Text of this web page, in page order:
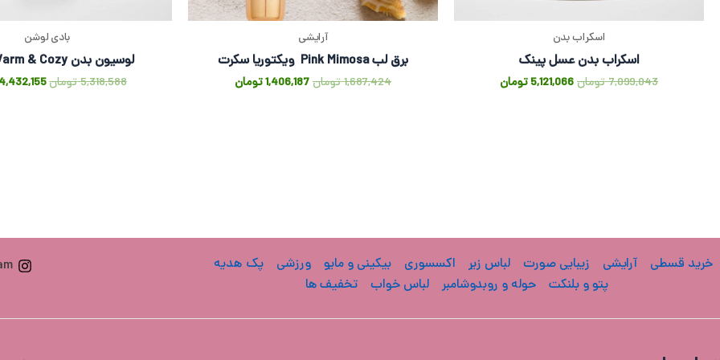
اسکراب بدن
اسکراب بدن عسل پینک
7,099,043تومان5,121,066 تومان
آرایشی
برق لب Pink Mimosa ویکتوریا سکرت
1,687,424تومان1,406,187تومان
بادی لوشن
لوسیون بدن Warm & Cozy پینک
5,318,588تومان
خرید قسطی آرایشی زیبایی صورت لباس زیر اکسسوری بیکینی و مایو ورزشی
پک هدیه
پتو و بلنکت
حوله و روبدوشامبر لباس خواب تخفیف ها